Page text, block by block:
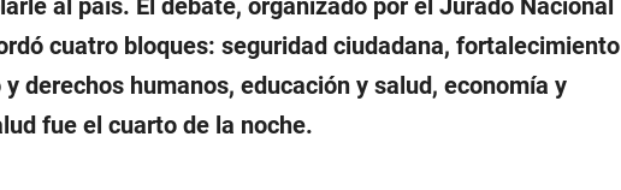
al país. El debate, organizado por el Jurado Nacional
cuatro bloques: seguridad ciudadana, fortalecimiento
derechos humanos, educación y salud, economía y
fue el cuarto de la noche.